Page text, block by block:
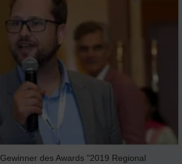
des Awards "2019 Regional